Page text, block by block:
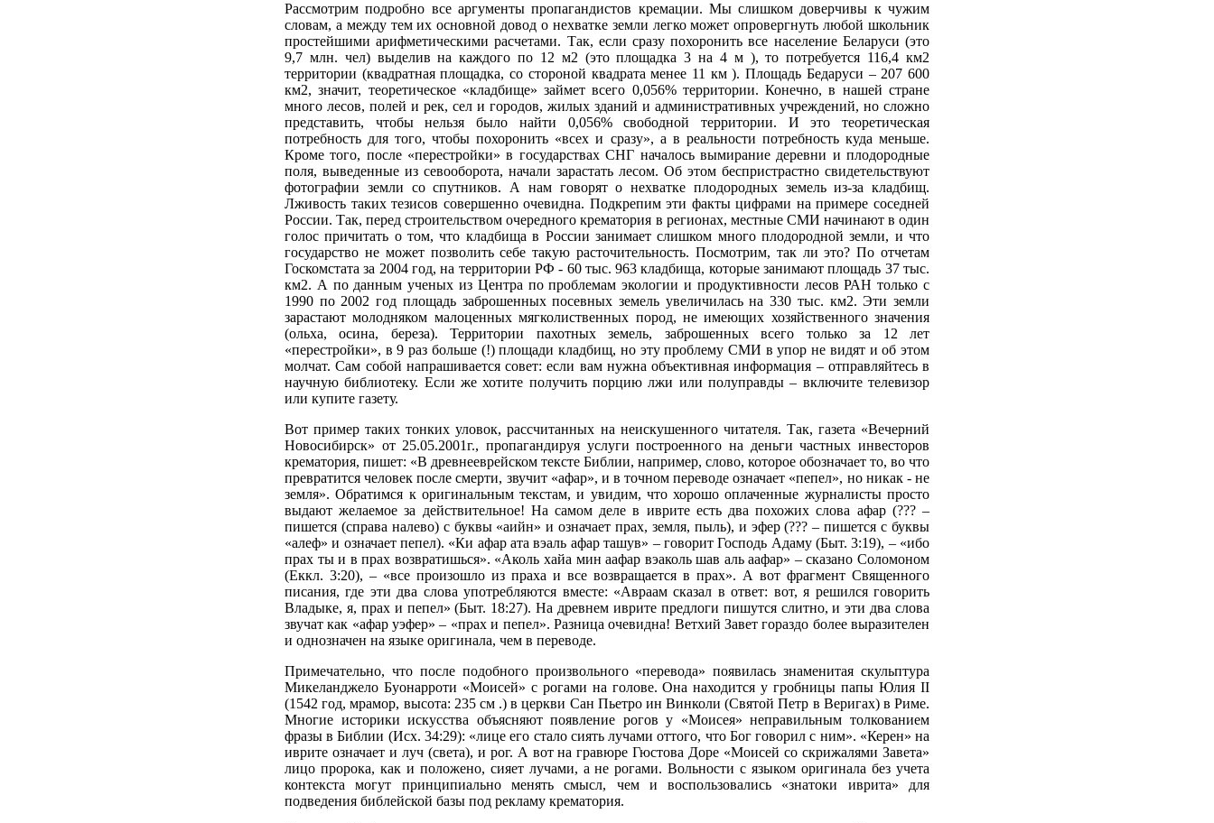
Рассмотрим подробно все аргументы пропагандистов кремации. Мы слишком доверчивы к чужим
словам, а между тем их основной довод о нехватке земли легко может опровергнуть любой школьник
простейшими арифметическими расчетами. Так, если сразу похоронить все население Беларуси (это
9,7 млн. чел) выделив на каждого по 12 м2 (это площадка 3 на 4 м ), то потребуется 116,4 км2
территории (квадратная площадка, со стороной квадрата менее 11 км ). Площадь Бедаруси – 207 600
км2, значит, теоретическое «кладбище» займет всего 0,056% территории. Конечно, в нашей стране
много лесов, полей и рек, сел и городов, жилых зданий и административных учреждений, но сложно
представить, чтобы нельзя было найти 0,056% свободной территории. И это теоретическая
потребность для того, чтобы похоронить «всех и сразу», а в реальности потребность куда меньше.
Кроме того, после «перестройки» в государствах СНГ началось вымирание деревни и плодородные
поля, выведенные из севооборота, начали зарастать лесом. Об этом беспристрастно свидетельствуют
фотографии земли со спутников. А нам говорят о нехватке плодородных земель из-за кладбищ.
Лживость таких тезисов совершенно очевидна. Подкрепим эти факты цифрами на примере соседней
России. Так, перед строительством очередного крематория в регионах, местные СМИ начинают в один
голос причитать о том, что кладбища в России занимает слишком много плодородной земли, и что
государство не может позволить себе такую расточительность. Посмотрим, так ли это? По отчетам
Госкомстата за 2004 год, на территории РФ - 60 тыс. 963 кладбища, которые занимают площадь 37 тыс.
км2. А по данным ученых из Центра по проблемам экологии и продуктивности лесов РАН только с
1990 по 2002 год площадь заброшенных посевных земель увеличилась на 330 тыс. км2. Эти земли
зарастают молодняком малоценных мягколиственных пород, не имеющих хозяйственного значения
(ольха, осина, береза). Территории пахотных земель, заброшенных всего только за 12 лет
«перестройки», в 9 раз больше (!) площади кладбищ, но эту проблему СМИ в упор не видят и об этом
молчат. Сам собой напрашивается совет: если вам нужна объективная информация – отправляйтесь в
научную библиотеку. Если же хотите получить порцию лжи или полуправды – включите телевизор
или купите газету.
Вот пример таких тонких уловок, рассчитанных на неискушенного читателя. Так, газета «Вечерний
Новосибирск» от 25.05.2001г., пропагандируя услуги построенного на деньги частных инвесторов
крематория, пишет: «В древнееврейском тексте Библии, например, слово, которое обозначает то, во что
превратится человек после смерти, звучит «афар», и в точном переводе означает «пепел», но никак - не
земля». Обратимся к оригинальным текстам, и увидим, что хорошо оплаченные журналисты просто
выдают желаемое за действительное! На самом деле в иврите есть два похожих слова афар (??? –
пишется (справа налево) с буквы «аийн» и означает прах, земля, пыль), и эфер (??? – пишется с буквы
«алеф» и означает пепел). «Ки афар ата вэаль афар ташув» – говорит Господь Адаму (Быт. 3:19), – «ибо
прах ты и в прах возвратишься». «Аколь хайа мин аафар вэаколь шав аль аафар» – сказано Соломоном
(Еккл. 3:20), – «все произошло из праха и все возвращается в прах». А вот фрагмент Священного
писания, где эти два слова употребляются вместе: «Авраам сказал в ответ: вот, я решился говорить
Владыке, я, прах и пепел» (Быт. 18:27). На древнем иврите предлоги пишутся слитно, и эти два слова
звучат как «афар уэфер» – «прах и пепел». Разница очевидна! Ветхий Завет гораздо более выразителен
и однозначен на языке оригинала, чем в переводе.
Примечательно, что после подобного произвольного «перевода» появилась знаменитая скульптура
Микеланджело Буонарроти «Моисей» с рогами на голове. Она находится у гробницы папы Юлия II
(1542 год, мрамор, высота: 235 см .) в церкви Сан Пьетро ин Винколи (Святой Петр в Веригах) в Риме.
Многие историки искусства объясняют появление рогов у «Моисея» неправильным толкованием
фразы в Библии (Исх. 34:29): «лице его стало сиять лучами оттого, что Бог говорил с ним». «Керен» на
иврите означает и луч (света), и рог. А вот на гравюре Гюстова Доре «Моисей со скрижалями Завета»
лицо пророка, как и положено, сияет лучами, а не рогами. Вольности с языком оригинала без учета
контекста могут принципиально менять смысл, чем и воспользовались «знатоки иврита» для
подведения библейской базы под рекламу крематория.